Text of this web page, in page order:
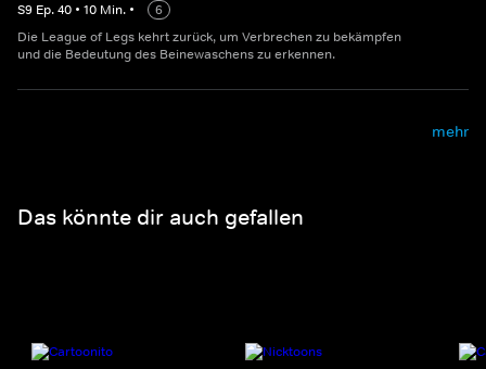
S9 Ep.40 • 10 Min. •
6
Die League of Legs kehrt zurück, um Verbrechen zu bekämpfen
und die Bedeutung des Beinewaschens zu erkennen.
mehr
Das könnte dir auch gefallen